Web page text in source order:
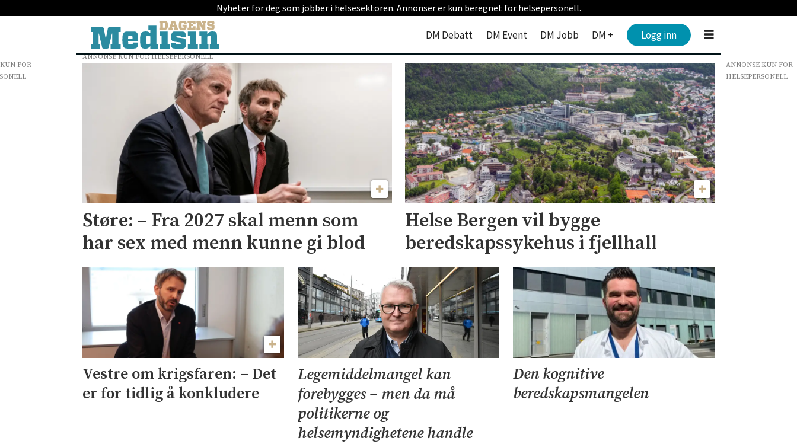
Nyheter for deg som jobber i helsesektoren. Annonser er kun beregnet for helsepersonell.
DM Debatt DM Event DM Jobb DM + Logg inn
Tag:
ANNONSE KUN FOR HELSEPERSONELL
Støre: – Fra 2027 skal menn som
har sex med menn kunne gi blod
Helse Bergen vil bygge
beredskapssykehus i fjellhall
Vestre om krigsfaren: – Det
er for tidlig å konkludere
Legemiddelmangel kan
forebygges – men da må
politikerne og
helsemyndighetene handle
Den kognitive
beredskapsmangelen
FOR
ANNONSE KUN FOR
HELSEPERSONELL